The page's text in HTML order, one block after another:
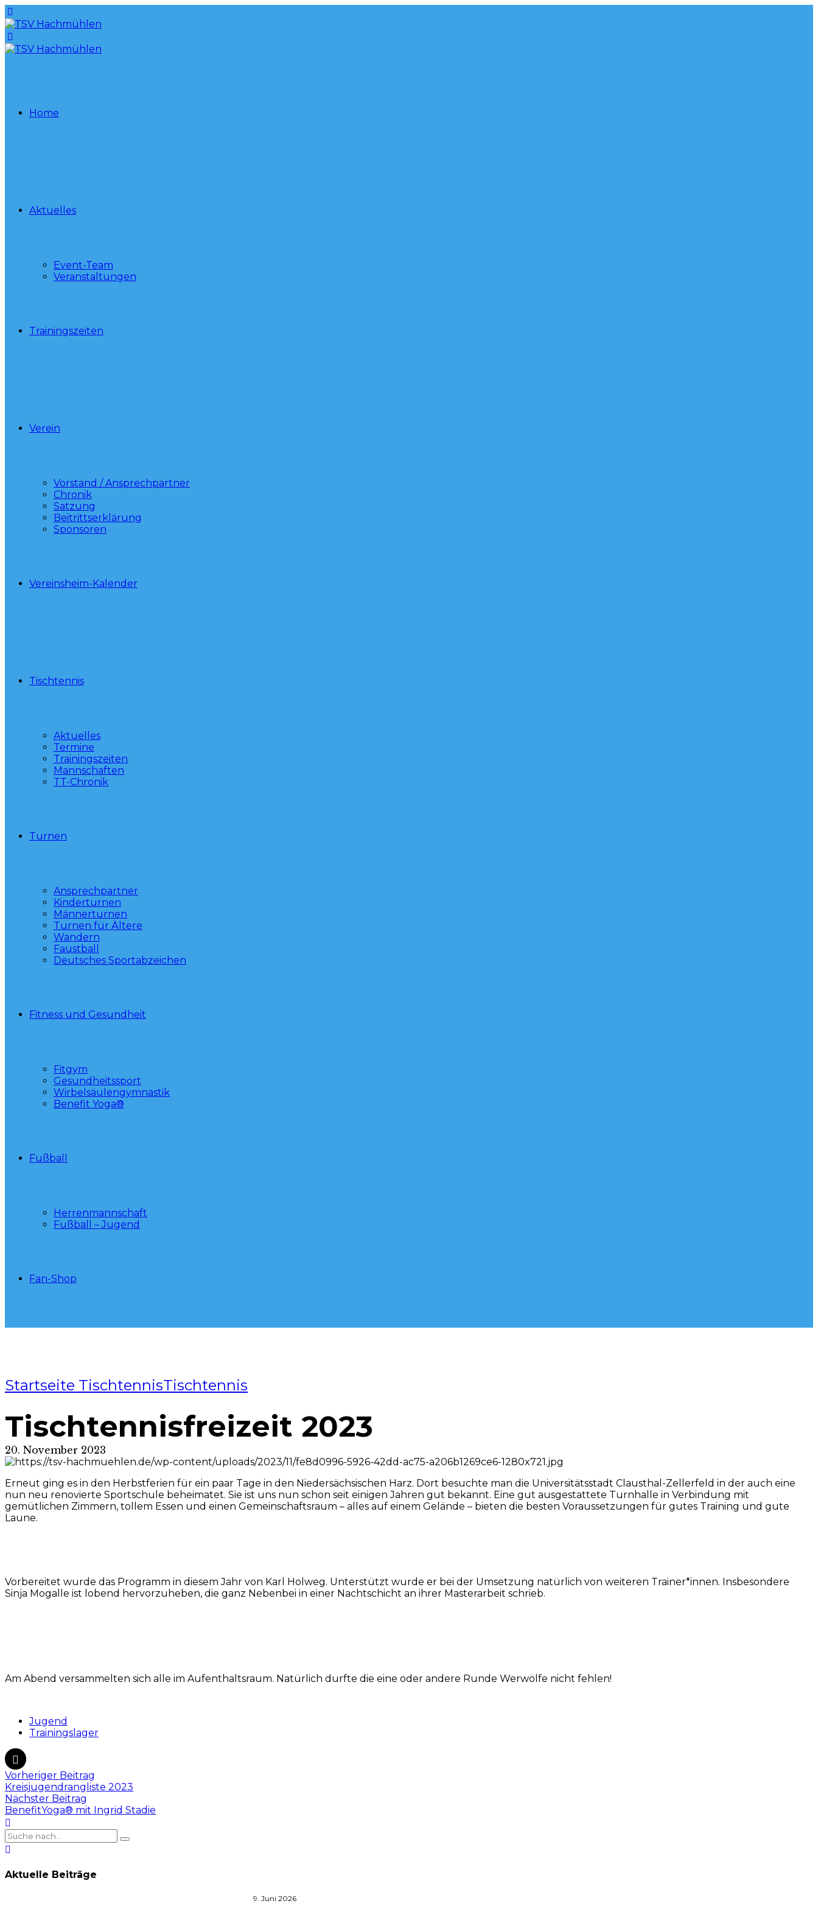
Home
Aktuelles
Event-Team
Veranstaltungen
Trainingszeiten
Verein
Vorstand / Ansprechpartner
Chronik
Satzung
Beitrittserklärung
Sponsoren
Vereinsheim-Kalender
Tischtennis
Aktuelles
Termine
Trainingszeiten
Mannschaften
TT-Chronik
Turnen
Ansprechpartner
Kinderturnen
Männerturnen
Turnen für Ältere
Wandern
Faustball
Deutsches Sportabzeichen
Fitness und Gesundheit
Fitgym
Gesundheitssport
Wirbelsäulengymnastik
Benefit Yoga®
Fußball
Herrenmannschaft
Fußball – Jugend
Fan-Shop
Startseite TischtennisTischtennis
Tischtennisfreizeit 2023
20. November 2023
Erneut ging es in den Herbstferien für ein paar Tage in den Niedersächsischen Harz. Dort besuchte man die Universitätsstadt Clausthal-Zellerfeld in der auch eine
nun neu renovierte Sportschule beheimatet. Sie ist uns nun schon seit einigen Jahren gut bekannt. Eine gut ausgestattete Turnhalle in Verbindung mit
gemütlichen Zimmern, tollem Essen und einen Gemeinschaftsraum – alles auf einem Gelände – bieten die besten Voraussetzungen für gutes Training und gute
Laune.
Vorbereitet wurde das Programm in diesem Jahr von Karl Holweg. Unterstützt wurde er bei der Umsetzung natürlich von weiteren Trainer*innen. Insbesondere
Sinja Mogalle ist lobend hervorzuheben, die ganz Nebenbei in einer Nachtschicht an ihrer Masterarbeit schrieb.
Am Abend versammelten sich alle im Aufenthaltsraum. Natürlich durfte die eine oder andere Runde Werwölfe nicht fehlen!
Jugend
Trainingslager
Vorheriger Beitrag
Kreisjugendrangliste 2023
Nächster Beitrag
BenefitYoga® mit Ingrid Stadie
Aktuelle Beiträge
9. Juni 2026